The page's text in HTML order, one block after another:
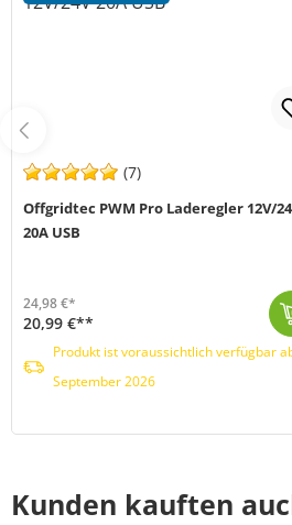
(7)
Offgridtec PWM Pro Laderegler 12V/
20A USB
24,98 €*
20,99 €**
Produkt ist voraussichtlich verfügbar
September 2026
Kunden kauften